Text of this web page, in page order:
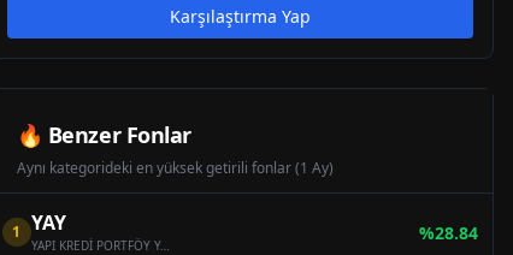
Karşılaştırma Yap
🔥 Benzer Fonlar
Aynı kategorideki en yüksek getirili fonlar (1 Ay)
1 YAY
YAPI KREDİ PORTFÖY YABANCI TEKNOLOJİ SEKTÖRÜ HİSSE SENEDİ FONU
%28.84